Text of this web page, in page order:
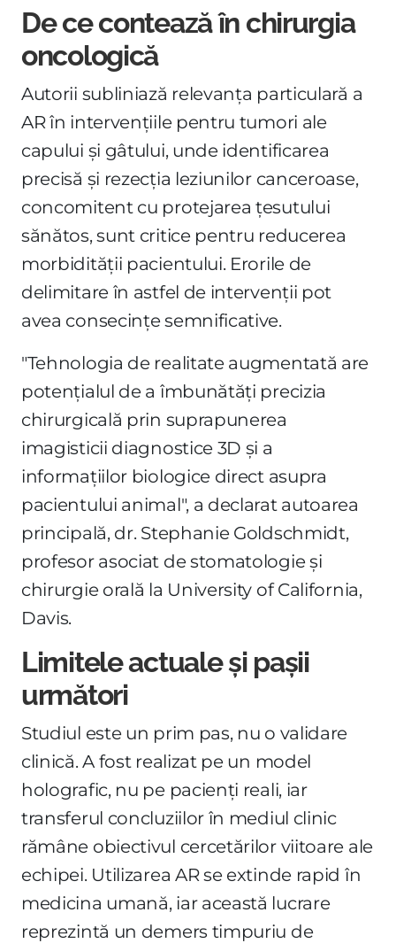
De ce contează în chirurgia
oncologică
Autorii subliniază relevanța particulară a
AR în intervențiile pentru tumori ale
capului și gâtului, unde identificarea
precisă și rezecția leziunilor canceroase,
concomitent cu protejarea țesutului
sănătos, sunt critice pentru reducerea
morbidității pacientului. Erorile de
delimitare în astfel de intervenții pot
avea consecințe semnificative.
"Tehnologia de realitate augmentată are
potențialul de a îmbunătăți precizia
chirurgicală prin suprapunerea
imagisticii diagnostice 3D și a
informațiilor biologice direct asupra
pacientului animal", a declarat autoarea
principală, dr. Stephanie Goldschmidt,
profesor asociat de stomatologie și
chirurgie orală la University of California,
Davis.
Limitele actuale și pașii
următori
Studiul este un prim pas, nu o validare
clinică. A fost realizat pe un model
holografic, nu pe pacienți reali, iar
transferul concluziilor în mediul clinic
rămâne obiectivul cercetărilor viitoare ale
echipei. Utilizarea AR se extinde rapid în
medicina umană, iar această lucrare
reprezintă un demers timpuriu de